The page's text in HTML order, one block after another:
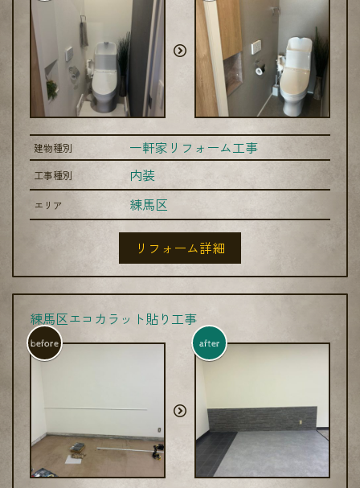
建物種別 一軒家リフォーム工事
工事種別 内装
エリア 練馬区
リフォーム詳細
練馬区エコカラット貼り工事
before after